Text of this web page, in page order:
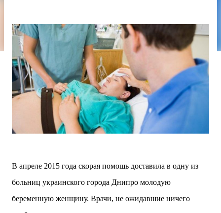
В апреле 2015 года скорая помощь доставила в одну из
больниц украинского города Днипро молодую
беременную женщину. Врачи, не ожидавшие ничего